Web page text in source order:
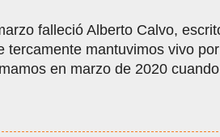
falleció Alberto Calvo,
tercamente mantuvimos vivo
en marzo de 2020
de mostrarme muchos lugares
la Mole, donde conocí a